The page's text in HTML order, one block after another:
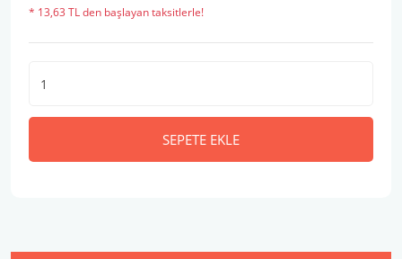
* 13,63 TL den başlayan taksitlerle!
SEPETE EKLE